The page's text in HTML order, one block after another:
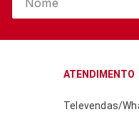
ATENDIMENTO
Televendas/